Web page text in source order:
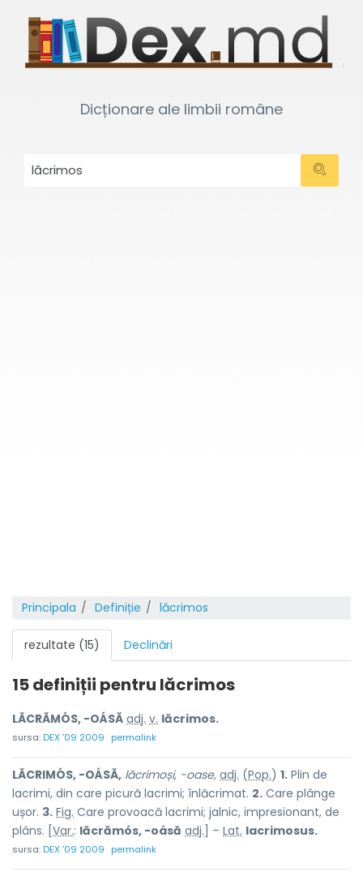
Dicționare ale limbii române
Principala Definiție lăcrimos
rezultate (15) Declinări
15 definiții pentru lăcrimos
LĂCRĂMÓS, -OÁSĂ adj. v. lăcrimos.
sursa:DEX '09 2009 permalink
LĂCRIMÓS, -OÁSĂ, lăcrimoși, -oase, adj. (Pop.) 1. Plin de
lacrimi, din care picură lacrimi; înlăcrimat. 2. Care plânge
ușor. 3. Fig. Care provoacă lacrimi; jalnic, impresionant, de
plâns. [ Var.: lăcrămós, -oásă adj. ] – Lat. lacrimosus.
sursa:DEX '09 2009 permalink